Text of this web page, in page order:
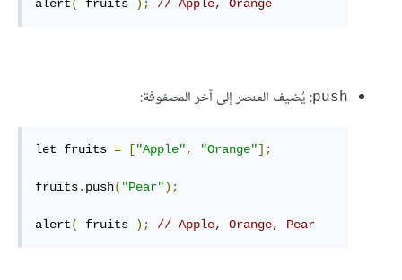
alert( fruits ); // Apple, Orange
push: يُضيف العنصر إلى آخر المصفوفة:
let fruits = ["Apple", "Orange"];
fruits. push( "Pear");
alert( fruits ); // Apple, Orange, Pear